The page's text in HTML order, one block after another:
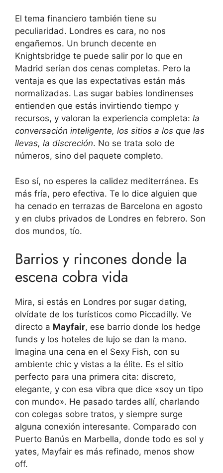
El tema financiero también tiene su
peculiaridad. Londres es cara, no nos
engañemos. Un brunch decente en
Knightsbridge te puede salir por lo que en
Madrid serían dos cenas completas. Pero la
ventaja es que las expectativas están más
normalizadas. Las sugar babies londinenses
entienden que estás invirtiendo tiempo y
recursos, y valoran la experiencia completa: la
conversación inteligente, los sitios a los que las
llevas, la discreción. No se trata solo de
números, sino del paquete completo.
Eso sí, no esperes la calidez mediterránea. Es
más fría, pero efectiva. Te lo dice alguien que
ha cenado en terrazas de Barcelona en agosto
y en clubs privados de Londres en febrero. Son
dos mundos, tío.
Barrios y rincones donde la
escena cobra vida
Mira, si estás en Londres por sugar dating,
olvídate de los turísticos como Piccadilly. Ve
directo a Mayfair, ese barrio donde los hedge
funds y los hoteles de lujo se dan la mano.
Imagina una cena en el Sexy Fish, con su
ambiente chic y vistas a la élite. Es el sitio
perfecto para una primera cita: discreto,
elegante, y con esa vibra que dice «soy un tipo
con mundo». He pasado tardes allí, charlando
con colegas sobre tratos, y siempre surge
alguna conexión interesante. Comparado con
Puerto Banús en Marbella, donde todo es sol y
yates, Mayfair es más refinado, menos show
off.